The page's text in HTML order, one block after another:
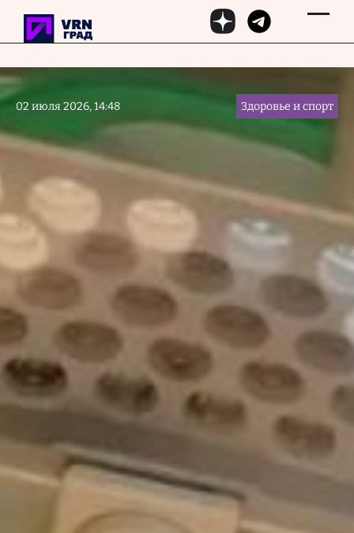
Перейти к основному содержанию
02 июля 2026, 14:48 Здоровье и спорт